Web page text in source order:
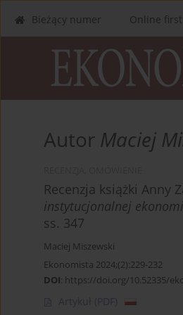
Bieżący numer Online first
Autor Maciej
Recenzja książki Anny
instytucjonalnej
ss. 347
Maciej Miszewski
Ekonomista 2024;(2):229-232
DOI: https://doi.org/10.52335/
Artykuł (PDF)